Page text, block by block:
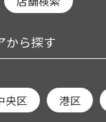
から探す
央区 港区